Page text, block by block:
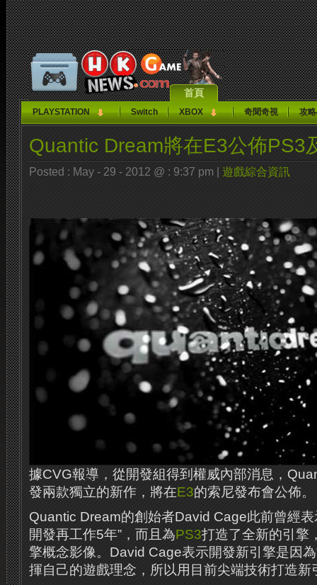
首頁
PLAYSTATION Switch XBOX 奇聞奇視 攻
Quantic Dream將在E3公佈PS3
Posted : May - 29 - 2012 @ : 9:37 pm | 遊戲綜合資訊
據CVG報導，從開發組得到權威內部消息，
發兩款獨立的新作，將在E3的索尼發布會公佈。
Quantic Dream的創始者David Cage此前曾經表
開發再工作5年”，而且為PS3打造了全新的引擎
擎概念影像。David Cage表示開發新引擎是因為
揮自己的遊戲理念，所以用目前尖端技術打造新